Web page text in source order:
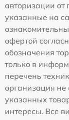
авторизации от
указанные на
офертой
обозначения
только в
перечень
организация
указанных
интересы. Все